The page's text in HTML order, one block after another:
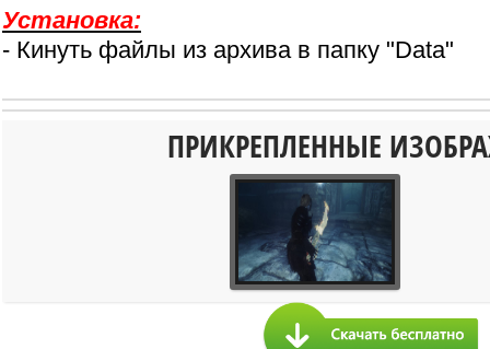
Установка:
- Кинуть файлы из архива в папку "Data"
ПРИКРЕПЛЕННЫЕ